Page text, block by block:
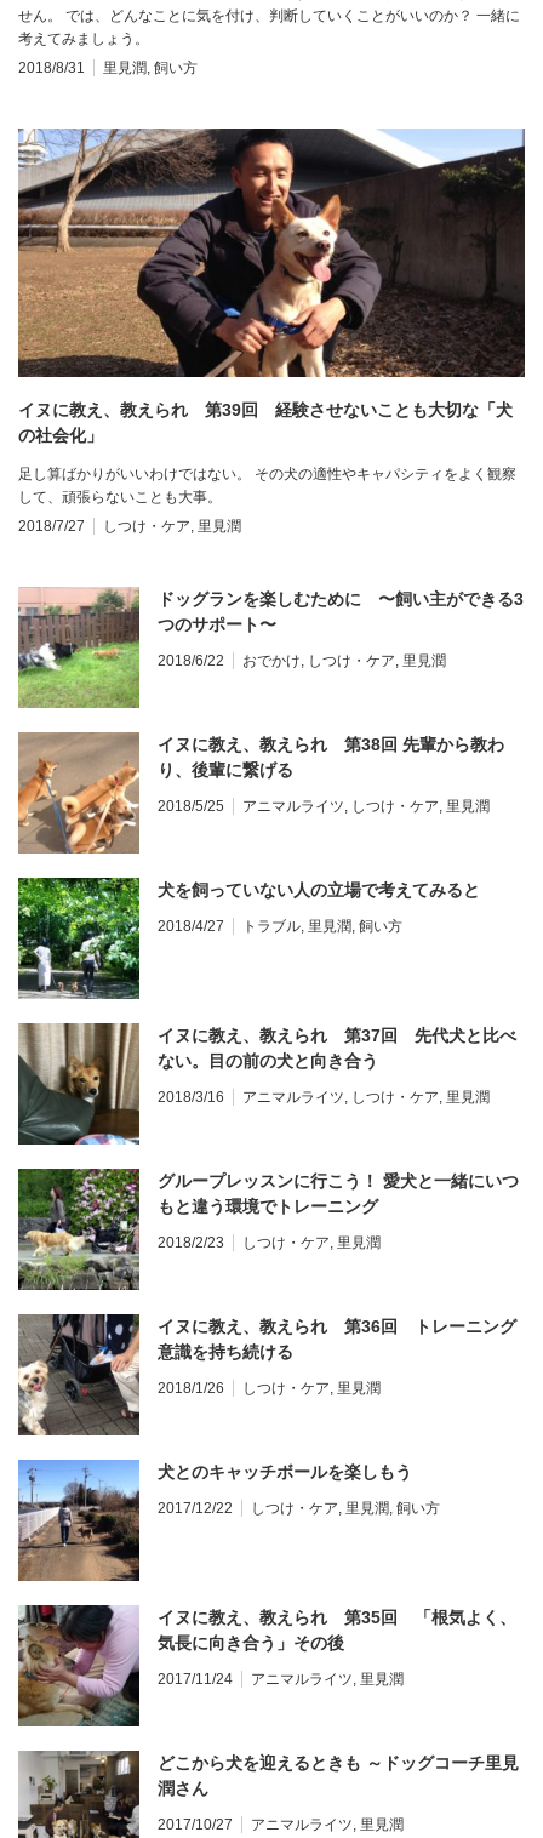
せん。 では、どんなことに気を付け、判断していくことがいいのか？ 一緒に
考えてみましょう。
2018/8/31
里見潤 飼い方
イヌに教え、教えられ 第39回 経験させないことも大切な「犬
の社会化」
足し算ばかりがいいわけではない。 その犬の適性やキャパシティをよく観察
して、頑張らないことも大事。
2018/7/27
しつけ・ケア, 里見潤
ドッグランを楽しむために 〜飼い主ができる3
つのサポート〜
2018/6/22 おでかけ, しつけ・ケア, 里見潤
イヌに教え、教えられ 第38回 先輩から教わ
り、後輩に繋げる
2018/5/25 アニマルライツ, しつけ・ケア, 里見潤
犬を飼っていない人の立場で考えてみると
2018/4/27 トラブル, 里見潤, 飼い方
イヌに教え、教えられ 第37回 先代犬と比べ
ない。目の前の犬と向き合う
2018/3/16 アニマルライツ, しつけ・ケア, 里見潤
グループレッスンに行こう！ 愛犬と一緒にいつ
もと違う環境でトレーニング
2018/2/23 しつけ・ケア, 里見潤
イヌに教え、教えられ 第36回 トレーニング
意識を持ち続ける
2018/1/26 しつけ・ケア, 里見潤
犬とのキャッチボールを楽しもう
2017/12/22 しつけ・ケア, 里見潤, 飼い方
イヌに教え、教えられ 第35回 「根気よく、
気長に向き合う」その後
2017/11/24 アニマルライツ, 里見潤
どこから犬を迎えるときも ～ドッグコーチ里見
潤さん
2017/10/27 アニマルライツ, 里見潤